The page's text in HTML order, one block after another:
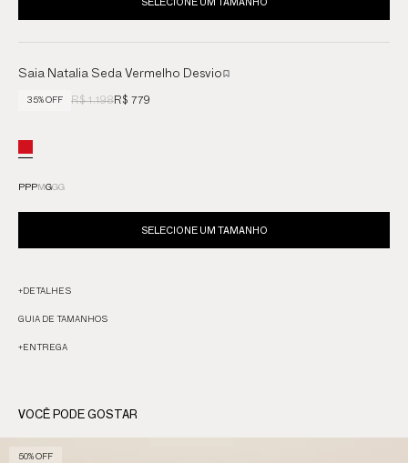
Saia Natalia Seda Vermelho Desvio
35% OFF R$ 1.198R$ 779
PPPMGGG
SELECIONE UM TAMANHO
+DETALHES
GUIA DE TAMANHOS
+ENTREGA
VOCÊ PODE GOSTAR
50% OFF